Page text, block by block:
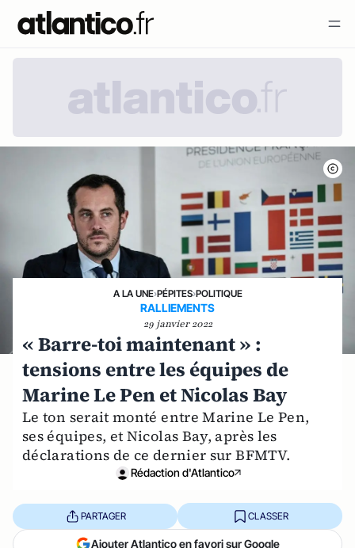
A LA UNE›PÉPITES›POLITIQUE
RALLIEMENTS
29 janvier 2022
« Barre-toi maintenant » :
tensions entre les équipes de
Marine Le Pen et Nicolas Bay
Le ton serait monté entre Marine Le Pen,
ses équipes, et Nicolas Bay, après les
déclarations de ce dernier sur BFMTV.
Rédaction d'Atlantico
PARTAGER CLASSER
Ajouter Atlantico en favori sur Google